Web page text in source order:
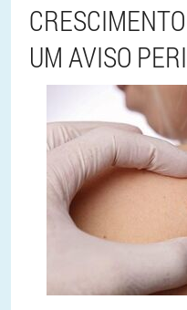
UM AVISO